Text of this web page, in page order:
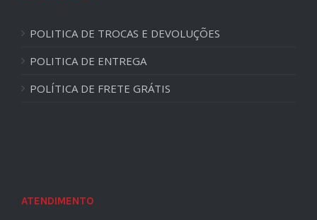
POLITICA DE TROCAS E DEVOLUÇÕES
POLITICA DE ENTREGA
POLÍTICA DE FRETE GRÁTIS
ATENDIMENTO